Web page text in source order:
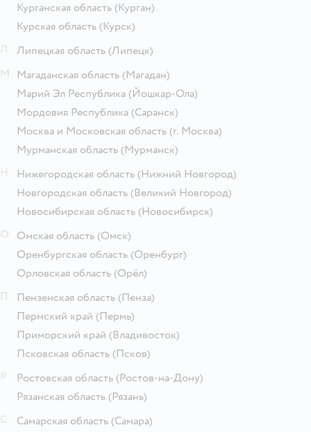
Курганская область (Курган)
Курская область (Курск)
Липецкая область (Липецк)
Магаданская область (Магадан)
Марий Эл Республика (Йошкар-Ола)
Мордовия Республика (Саранск)
Москва и Московская область (г. Москва)
Мурманская область (Мурманск)
Нижегородская область (Нижний Новгород)
Новгородская область (Великий Новгород)
Новосибирская область (Новосибирск)
Омская область (Омск)
Оренбургская область (Оренбург)
Орловская область (Орёл)
Пензенская область (Пенза)
Пермский край (Пермь)
Приморский край (Владивосток)
Псковская область (Псков)
Ростовская область (Ростов-на-Дону)
Рязанская область (Рязань)
Самарская область (Самара)